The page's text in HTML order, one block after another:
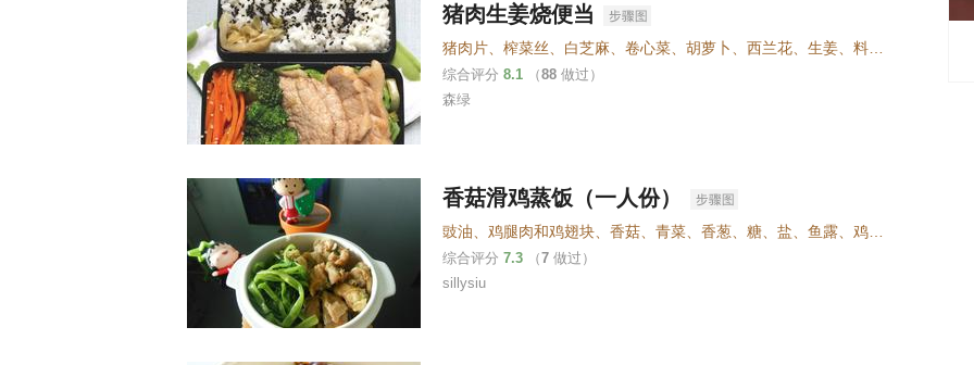
猪肉生姜烧便当
综合评分 8.1 （88 做过）
森绿
香菇滑鸡蒸饭（一人份）
综合评分 7.3 （7 做过）
sillysiu